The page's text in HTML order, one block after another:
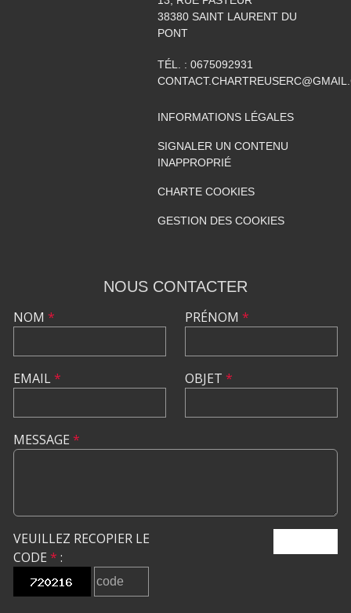
38380 SAINT LAURENT DU
PONT
TÉL. : 0675092931
INFORMATIONS LÉGALES
SIGNALER UN CONTENU
INAPPROPRIÉ
CHARTE COOKIES
GESTION DES COOKIES
NOUS CONTACTER
NOM *
EMAIL*
PRÉNOM *
OBJET *
MESSAGE *
VEUILLEZ RECOPIER LE
CODE * :